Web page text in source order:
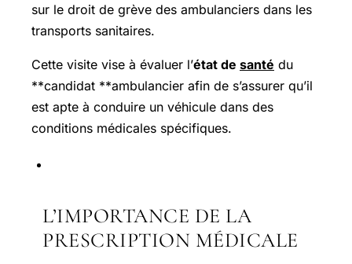
sur le droit de grève des ambulanciers dans les
transports sanitaires.
Cette visite vise à évaluer l’état de santé du
**candidat **ambulancier afin de s’assurer qu’il
est apte à conduire un véhicule dans des
conditions médicales spécifiques.
L’IMPORTANCE DE LA
PRESCRIPTION MÉDICALE